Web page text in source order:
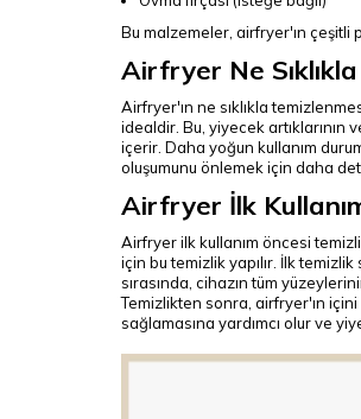
Bu malzemeler, airfryer'ın çeşitli
Airfryer Ne
Airfryer'ın ne sıklıkla
idealdir. Bu, yiyecek artıklarının
içerir. Daha yoğun kullanım
oluşumunu önlemek için daha
Airfryer İlk
Airfryer ilk kullanım öncesi
için bu temizlik yapılır. İlk
sırasında, cihazın tüm
Temizlikten sonra, airfryer'ın içini
sağlamasına yardımcı olur ve